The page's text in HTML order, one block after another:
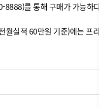
8888)를 통해 구매가 가능하
실적 60만원 기준)에는 프리